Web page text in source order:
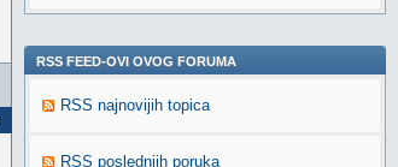
RSS FEED-OVI OVOG FORUMA
RSS najnovijih topica
RSS poslednjih poruka